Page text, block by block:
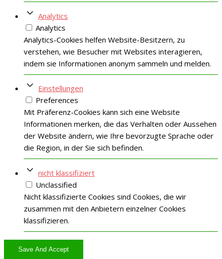
Analytics
Analytics
Analytics-Cookies helfen Website-Besitzern, zu
verstehen, wie Besucher mit Websites interagieren,
indem sie Informationen anonym sammeln und melden.
Einstellungen
Preferences
Mit Präferenz-Cookies kann sich eine Website
Informationen merken, die das Verhalten oder Aussehen
der Website ändern, wie Ihre bevorzugte Sprache oder
die Region, in der Sie sich befinden.
nicht klassifiziert
Unclassified
Nicht klassifizierte Cookies sind Cookies, die wir
zusammen mit den Anbietern einzelner Cookies
klassifizieren.
Save And Accept